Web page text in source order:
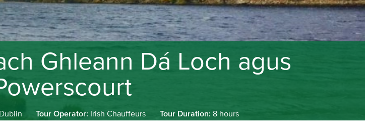
Ghleann Dá Loch agus
Tour Operator: Irish Chauffeurs Tour Duration:8 hours